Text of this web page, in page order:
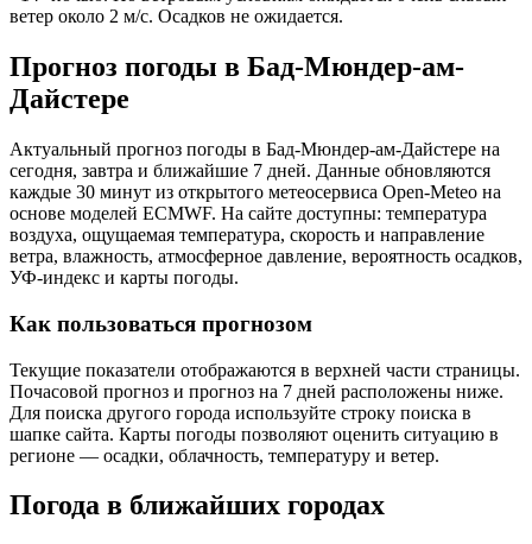
ветер около 2 м/с. Осадков не ожидается.
Прогноз погоды в Бад-Мюндер-ам-
Дайстере
Актуальный прогноз погоды в Бад-Мюндер-ам-Дайстере на
сегодня, завтра и ближайшие 7 дней. Данные обновляются
каждые 30 минут из открытого метеосервиса Open-Meteo на
основе моделей ECMWF. На сайте доступны: температура
воздуха, ощущаемая температура, скорость и направление
ветра, влажность, атмосферное давление, вероятность осадков,
УФ-индекс и карты погоды.
Как пользоваться прогнозом
Текущие показатели отображаются в верхней части страницы.
Почасовой прогноз и прогноз на 7 дней расположены ниже.
Для поиска другого города используйте строку поиска в
шапке сайта. Карты погоды позволяют оценить ситуацию в
регионе — осадки, облачность, температуру и ветер.
Погода в ближайших городах